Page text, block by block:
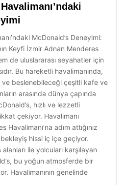
McDonald’s Deneyimi:
Keyfi İzmir Adnan Menderes
de uluslararası seyahatler için
Bu hareketli havalimanında,
ve beslenebileceği çeşitli kafe ve
arasında dünya çapında
hızlı ve lezzetli
çekiyor. Havalimanı
adım attığınız
hissi iç içe geçiyor.
ile yolcuları karşılayan
bu yoğun atmosferde bir
Havalimanının genelinde